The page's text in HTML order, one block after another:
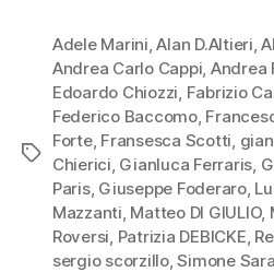
Tag
Adele Marini,Alan D.Altieri,
Andrea Carlo Cappi, Andrea
Edoardo Chiozzi, Fabrizio
Federico Baccomo,
Forte, Fransesca Scotti,
Chierici, Gianluca Ferraris,
Paris, Giuseppe Foderaro,
Mazzanti, Matteo DI GIULIO,
Roversi, Patrizia DEBICKE,
sergio scorzillo,Simone